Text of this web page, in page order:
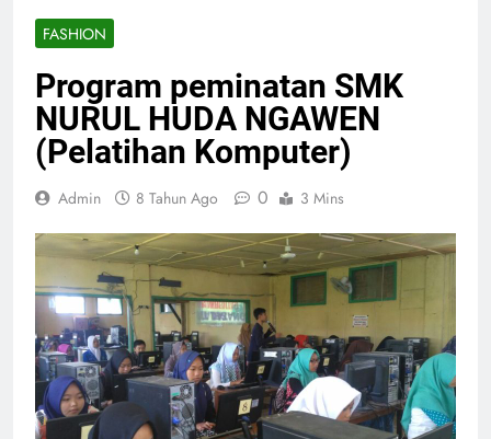
FASHION
Program peminatan SMK
NURUL HUDA NGAWEN
(Pelatihan Komputer)
Admin 8 Tahun Ago 0 3 Mins